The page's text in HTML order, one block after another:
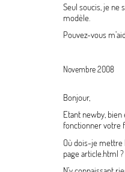
Seul soucis, je ne
modèle.
Pouvez-vous
Novembre 2008
Bonjour,
Etant newby, bien
fonctionner votre
Où dois-je mettre
page article.html ?